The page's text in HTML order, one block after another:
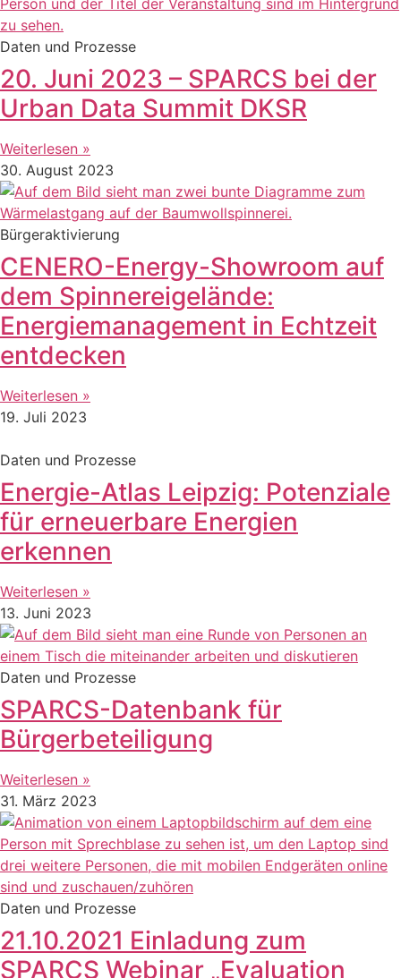
Daten und Prozesse
20. Juni 2023 – SPARCS bei der
Urban Data Summit DKSR
Weiterlesen »
30. August 2023
Bürgeraktivierung
CENERO-Energy-Showroom auf
dem Spinnereigelände:
Energiemanagement in Echtzeit
entdecken
Weiterlesen »
19. Juli 2023
Daten und Prozesse
Energie-Atlas Leipzig: Potenziale
für erneuerbare Energien
erkennen
Weiterlesen »
13. Juni 2023
Daten und Prozesse
SPARCS-Datenbank für
Bürgerbeteiligung
Weiterlesen »
31. März 2023
Daten und Prozesse
21.10.2021 Einladung zum
SPARCS Webinar „Evaluation